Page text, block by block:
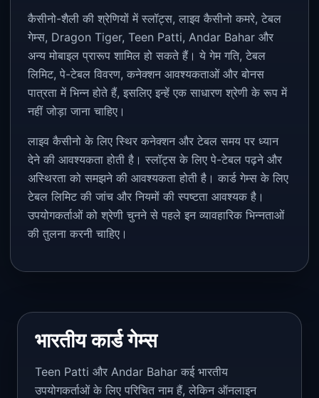
कैसीनो-शैली की श्रेणियों में स्लॉट्स, लाइव कैसीनो कमरे, टेबल
गेम्स, Dragon Tiger, Teen Patti, Andar Bahar और
अन्य मोबाइल प्रारूप शामिल हो सकते हैं। ये गेम गति, टेबल
लिमिट, पे-टेबल विवरण, कनेक्शन आवश्यकताओं और बोनस
पात्रता में भिन्न होते हैं, इसलिए इन्हें एक साधारण श्रेणी के रूप में
नहीं जोड़ा जाना चाहिए।
लाइव कैसीनो के लिए स्थिर कनेक्शन और टेबल समय पर ध्यान
देने की आवश्यकता होती है। स्लॉट्स के लिए पे-टेबल पढ़ने और
अस्थिरता को समझने की आवश्यकता होती है। कार्ड गेम्स के लिए
टेबल लिमिट की जांच और नियमों की स्पष्टता आवश्यक है।
उपयोगकर्ताओं को श्रेणी चुनने से पहले इन व्यावहारिक भिन्नताओं
की तुलना करनी चाहिए।
भारतीय कार्ड गेम्स
Teen Patti और Andar Bahar कई भारतीय
उपयोगकर्ताओं के लिए परिचित नाम हैं, लेकिन ऑनलाइन